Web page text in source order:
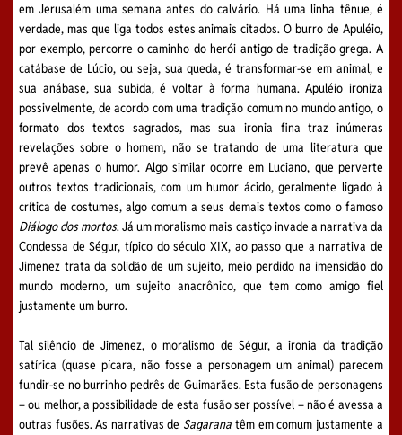
em Jerusalém uma semana antes do calvário. Há uma linha tênue, é
verdade, mas que liga todos estes animais citados. O burro de Apuléio,
por exemplo, percorre o caminho do herói antigo de tradição grega. A
catábase de Lúcio, ou seja, sua queda, é transformar-se em animal, e
sua anábase, sua subida, é voltar à forma humana. Apuléio ironiza
possivelmente, de acordo com uma tradição comum no mundo antigo, o
formato dos textos sagrados, mas sua ironia fina traz inúmeras
revelações sobre o homem, não se tratando de uma literatura que
prevê apenas o humor. Algo similar ocorre em Luciano, que perverte
outros textos tradicionais, com um humor ácido, geralmente ligado à
crítica de costumes, algo comum a seus demais textos como o famoso
Diálogo dos mortos. Já um moralismo mais castiço invade a narrativa da
Condessa de Ségur, típico do século XIX, ao passo que a narrativa de
Jimenez trata da solidão de um sujeito, meio perdido na imensidão do
mundo moderno, um sujeito anacrônico, que tem como amigo fiel
justamente um burro.
Tal silêncio de Jimenez, o moralismo de Ségur, a ironia da tradição
satírica (quase pícara, não fosse a personagem um animal) parecem
fundir-se no burrinho pedrês de Guimarães. Esta fusão de personagens
– ou melhor, a possibilidade de esta fusão ser possível – não é avessa a
outras fusões. As narrativas de Sagarana têm em comum justamente a